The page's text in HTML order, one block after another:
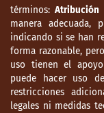
términos: Atribución
manera adecuada,
indicando si se han
forma razonable,
uso tienen el
puede hacer uso
restricciones
legales ni medidas